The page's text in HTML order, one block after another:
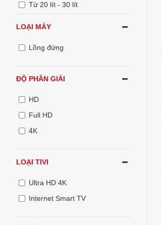
Từ 20 lít - 30 lít
LOẠI MÁY
Lồng đứng
ĐỘ PHÂN GIẢI
HD
Full HD
4K
LOẠI TIVI
Ultra HD 4K
Internet Smart TV